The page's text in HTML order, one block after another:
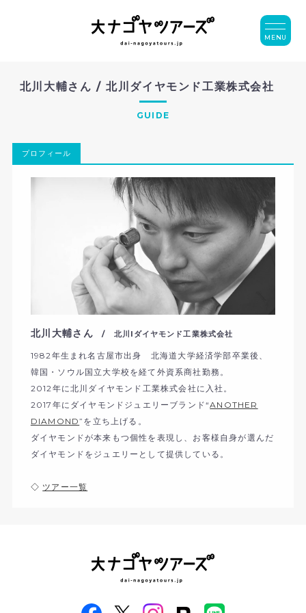
北川大輔さん / 北川ダイヤモンド工業株式会社
GUIDE
プロフィール
北川大輔さん / 北川lダイヤモンド工業株式会社
1982年生まれ名古屋市出身 北海道大学経済学部卒業後、
韓国・ソウル国立大学校を経て外資系商社勤務。
2012年に北川ダイヤモンド工業株式会社に入社。
2017年にダイヤモンドジュエリーブランド“ANOTHER
DIAMOND”を立ち上げる。
ダイヤモンドが本来もつ個性を表現し、お客様自身が選んだ
ダイヤモンドをジュエリーとして提供している。
◇ ツアー一覧
MENU